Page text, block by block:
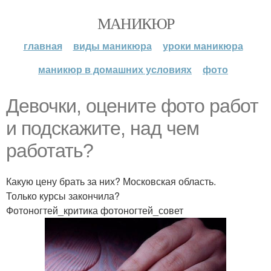
МАНИКЮР
главная виды маникюра
уроки маникюра
маникюр в домашних условиях
фото
Девочки, оцените фото работ
и подскажите, над чем
работать?
Какую цену брать за них? Московская область.
Только курсы закончила?
Фотоногтей_критика фотоногтей_совет